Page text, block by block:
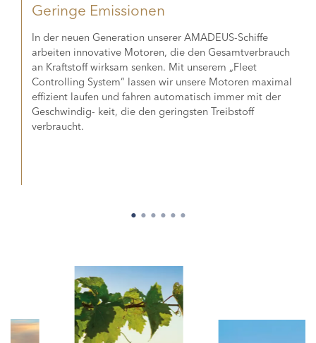
Geringe Emissionen
In der neuen Generation unserer AMADEUS-Schiffe
arbeiten innovative Motoren, die den Gesamtverbrauch
an Kraftstoff wirksam senken. Mit unserem „Fleet
Controlling System“ lassen wir unsere Motoren maximal
effizient laufen und fahren automatisch immer mit der
Geschwindig- keit, die den geringsten Treibstoff
verbraucht.